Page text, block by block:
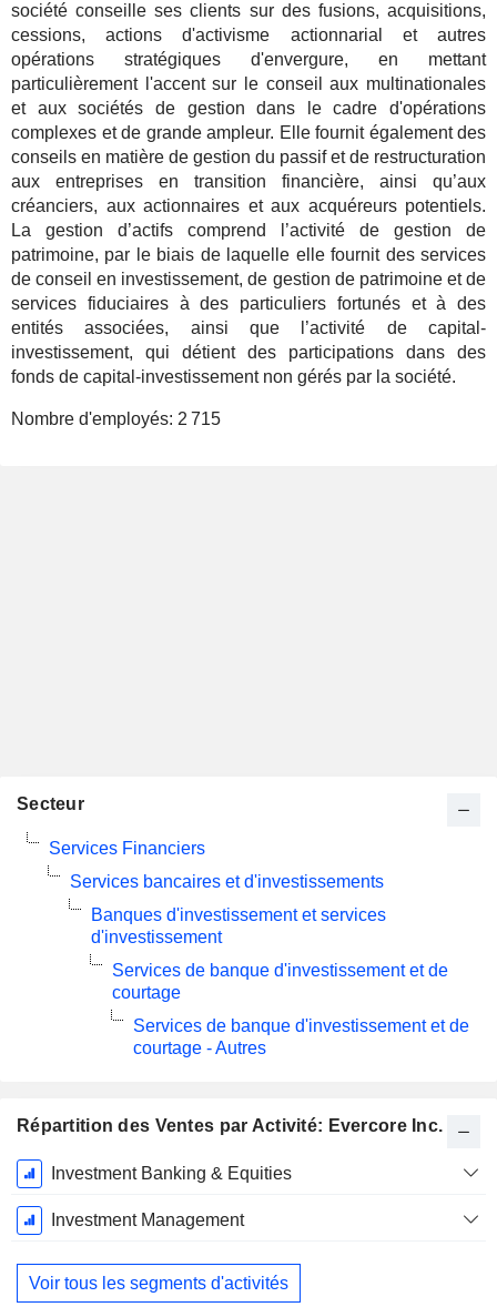
société conseille ses clients sur des fusions, acquisitions,
cessions, actions d'activisme actionnarial et autres
opérations stratégiques d'envergure, en mettant
particulièrement l'accent sur le conseil aux multinationales
et aux sociétés de gestion dans le cadre d'opérations
complexes et de grande ampleur. Elle fournit également des
conseils en matière de gestion du passif et de restructuration
aux entreprises en transition financière, ainsi qu’aux
créanciers, aux actionnaires et aux acquéreurs potentiels.
La gestion d’actifs comprend l’activité de gestion de
patrimoine, par le biais de laquelle elle fournit des services
de conseil en investissement, de gestion de patrimoine et de
services fiduciaires à des particuliers fortunés et à des
entités associées, ainsi que l’activité de capital-
investissement, qui détient des participations dans des
fonds de capital-investissement non gérés par la société.
Nombre d'employés: 2 715
Répartition des Ventes par Activité: Evercore Inc.
Période
Fiscale:
Décembre
Investment Banking & Equities
Investment Management
Voir tous les segments d'activités
Secteur
Services Financiers
Services bancaires et d'investissements
Banques d'investissement et services
d'investissement
Services de banque d'investissement et de
courtage
Services de banque d'investissement et de
courtage - Autres